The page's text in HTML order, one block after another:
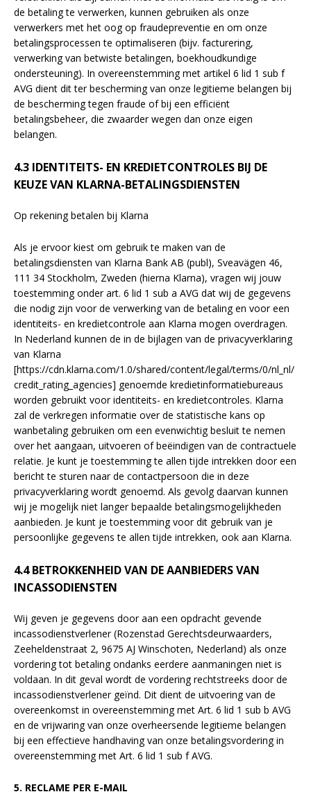
de betaling te verwerken, kunnen gebruiken als onze
verwerkers met het oog op fraudepreventie en om onze
betalingsprocessen te optimaliseren (bijv. facturering,
verwerking van betwiste betalingen, boekhoudkundige
ondersteuning). In overeenstemming met artikel 6 lid 1 sub f
AVG dient dit ter bescherming van onze legitieme belangen bij
de bescherming tegen fraude of bij een efficiënt
betalingsbeheer, die zwaarder wegen dan onze eigen
belangen.
4.3 IDENTITEITS- EN KREDIETCONTROLES BIJ DE
KEUZE VAN KLARNA-BETALINGSDIENSTEN
Op rekening betalen bij Klarna
Als je ervoor kiest om gebruik te maken van de
betalingsdiensten van Klarna Bank AB (publ), Sveavägen 46,
111 34 Stockholm, Zweden (hierna Klarna), vragen wij jouw
toestemming onder art. 6 lid 1 sub a AVG dat wij de gegevens
die nodig zijn voor de verwerking van de betaling en voor een
identiteits- en kredietcontrole aan Klarna mogen overdragen.
In Nederland kunnen de in de bijlagen van de privacyverklaring
van Klarna
[https://cdn.klarna.com/1.0/shared/content/legal/terms/0/nl_nl/
credit_rating_agencies] genoemde kredietinformatiebureaus
worden gebruikt voor identiteits- en kredietcontroles. Klarna
zal de verkregen informatie over de statistische kans op
wanbetaling gebruiken om een evenwichtig besluit te nemen
over het aangaan, uitvoeren of beëindigen van de contractuele
relatie. Je kunt je toestemming te allen tijde intrekken door een
bericht te sturen naar de contactpersoon die in deze
privacyverklaring wordt genoemd. Als gevolg daarvan kunnen
wij je mogelijk niet langer bepaalde betalingsmogelijkheden
aanbieden. Je kunt je toestemming voor dit gebruik van je
persoonlijke gegevens te allen tijde intrekken, ook aan Klarna.
4.4 BETROKKENHEID VAN DE AANBIEDERS VAN
INCASSODIENSTEN
Wij geven je gegevens door aan een opdracht gevende
incassodienstverlener (Rozenstad Gerechtsdeurwaarders,
Zeeheldenstraat 2, 9675 AJ Winschoten, Nederland) als onze
vordering tot betaling ondanks eerdere aanmaningen niet is
voldaan. In dit geval wordt de vordering rechtstreeks door de
incassodienstverlener geïnd. Dit dient de uitvoering van de
overeenkomst in overeenstemming met Art. 6 lid 1 sub b AVG
en de vrijwaring van onze overheersende legitieme belangen
bij een effectieve handhaving van onze betalingsvordering in
overeenstemming met Art. 6 lid 1 sub f AVG.
5. RECLAME PER E-MAIL